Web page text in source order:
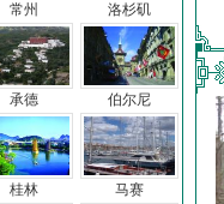
常州
承德
桂林
洛杉矶
伯尔尼
马赛